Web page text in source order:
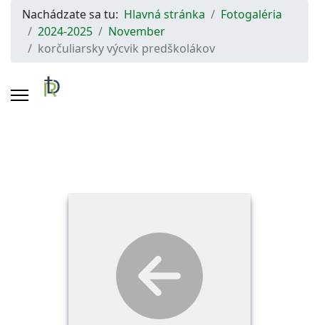
Nachádzate sa tu: Hlavná stránka
Fotogaléria
2024-2025
November
korčuliarsky výcvik predškolákov